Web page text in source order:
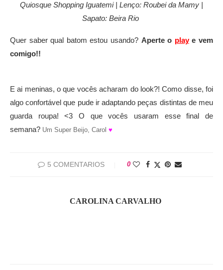
Quiosque Shopping Iguatemi | Lenço: Roubei da Mamy |
Sapato: Beira Rio
Quer saber qual batom estou usando? Aperte o playe vem
comigo!!
E ai meninas, o que vocês acharam do look?! Como disse, foi
algo confortável que pude ir adaptando peças distintas de meu
guarda roupa! <3 O que vocês usaram esse final de
semana? Um Super Beijo, Carol ♥
5 COMENTARIOS 0
CAROLINA CARVALHO